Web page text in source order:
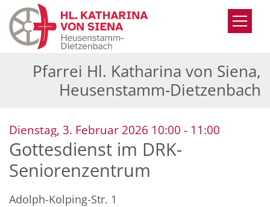
Zum Inhalt springen
Pfarrei Hl. Katharina von Siena,
Heusenstamm-Dietzenbach
Dienstag, 3. Februar 2026 10:00 - 11:00
Gottesdienst im DRK-
Seniorenzentrum
Adolph-Kolping-Str. 1